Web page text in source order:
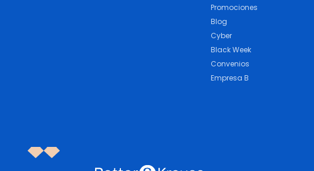
Promociones
Blog
Cyber
Black Week
Convenios
Empresa B